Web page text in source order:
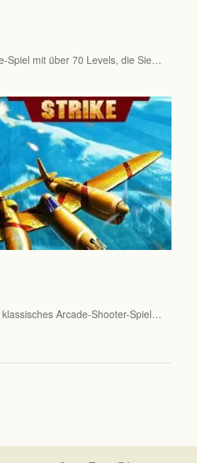
Spiel mit über 70 Levels, die Sie…
Arcade-Shooter-Spiel…